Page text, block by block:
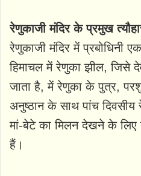
रेणुकाजी मंदिर के प्रमुख
रेणुकाजी मंदिर में प्रबोधिनी
हिमाचल में रेणुका झील, जिसे
जाता है, में रेणुका के पुत्र,
अनुष्ठान के साथ पांच दिवसीय
मां-बेटे का मिलन देखने के
हैं।